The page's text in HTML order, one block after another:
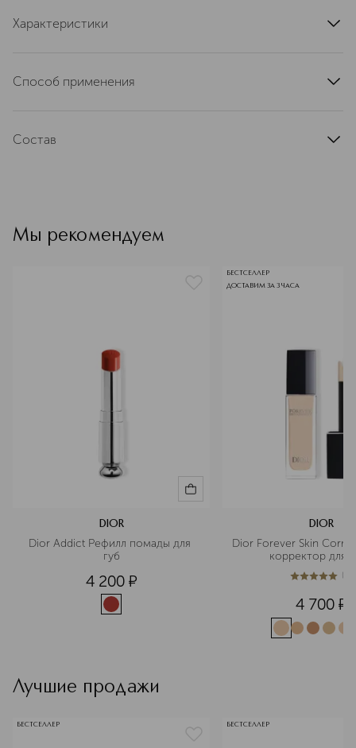
Характеристики
область применения
текстура
кремовая
Способ применения
средства. 2. Увлажните губы и увеличьте их объем с
увлажнения.
Состав
Мы рекомендуем
DIOR
Dior Addict Рефилл помады для
губ
4 200 ¤
БЕСТСЕЛЛЕР
ДОСТАВИМ ЗА 3 ЧАСА
DIOR
Dior Forever Skin
корректор для
5из 51 (
4 700 ¤
Лучшие продажи
БЕСТСЕЛЛЕР БЕСТСЕЛЛЕР